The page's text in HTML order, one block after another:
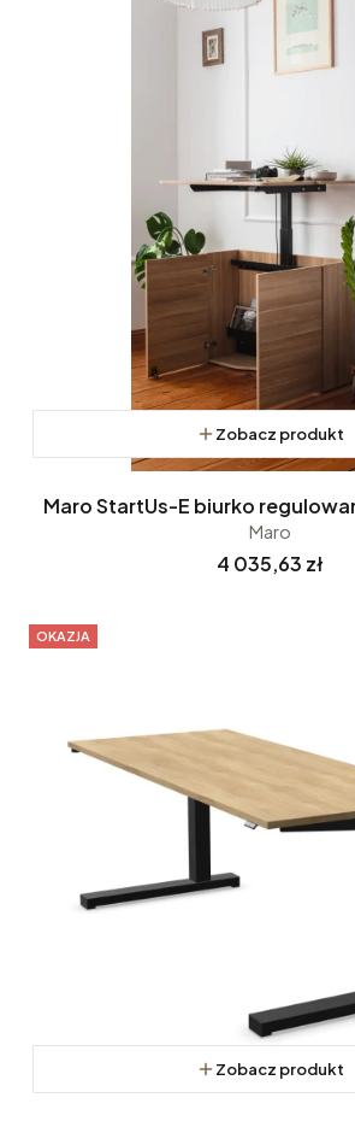
Zobacz produkt
Maro StartUs-E biurko
Maro
Cena
4 035,63 zł
OKAZJA
Zobacz produkt